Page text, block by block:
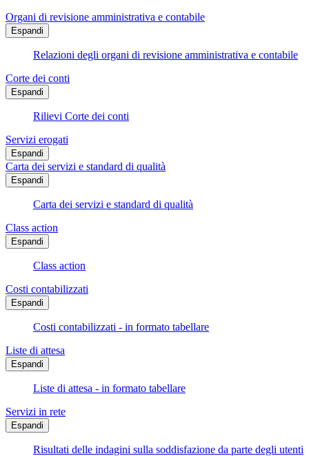
Organi di revisione amministrativa e contabile
Espandi
Relazioni degli organi di revisione amministrativa e contabile
Corte dei conti
Espandi
Rilievi Corte dei conti
Servizi erogati
Espandi
Carta dei servizi e standard di qualità
Espandi
Carta dei servizi e standard di qualità
Class action
Espandi
Class action
Costi contabilizzati
Espandi
Costi contabilizzati - in formato tabellare
Liste di attesa
Espandi
Liste di attesa - in formato tabellare
Servizi in rete
Espandi
Risultati delle indagini sulla soddisfazione da parte degli utenti